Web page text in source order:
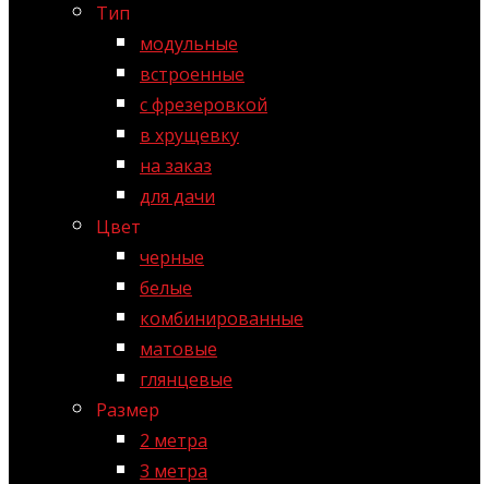
Тип
модульные
встроенные
с фрезеровкой
в хрущевку
на заказ
для дачи
Цвет
черные
белые
комбинированные
матовые
глянцевые
Размер
2 метра
3 метра